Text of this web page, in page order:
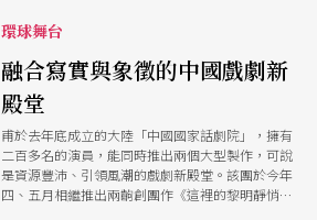
環球舞台
融合寫實與象徵的中國戲劇新
殿堂
甫於去年底成立的大陸「中國國家話劇院」，擁有
二百多名的演員，能同時推出兩個大型製作，可說
是資源豐沛、引領風潮的戲劇新殿堂。該團於今年
四、五月相繼推出兩齣創團作《這裡的黎明靜悄